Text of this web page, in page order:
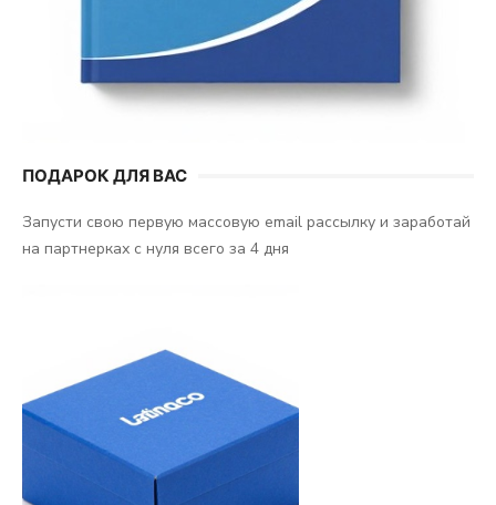
ПОДАРОК ДЛЯ ВАС
Запусти свою первую массовую email рассылку и заработай
на партнерках с нуля всего за 4 дня